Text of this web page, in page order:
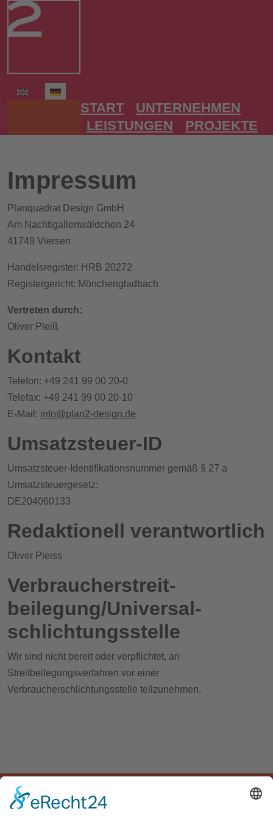
Sprache auswählen
START
UNTERNEHMEN
LEISTUNGEN
PROJEKTE
Impressum
Planquadrat Design GmbH
Am Nachtigallenwäldchen 24
41749 Viersen
Handelsregister: HRB 20272
Registergericht: Mönchengladbach
Vertreten durch:
Oliver Pleiß
Kontakt
Telefon: +49 241 99 00 20-0
Telefax: +49 241 99 00 20-10
E-Mail: info@plan2-design.de
Umsatzsteuer-ID
Umsatzsteuer-Identifikationsnummer gemäß § 27 a
Umsatzsteuergesetz:
DE204060133
Redaktionell verantwortlich
Oliver Pleiss
Verbraucher­streit­
beilegung/Universal­
schlichtungs­stelle
Wir sind nicht bereit oder verpflichtet, an
Streitbeilegungsverfahren vor einer
Verbraucherschlichtungsstelle teilzunehmen.
Planquadrat Design GmbH